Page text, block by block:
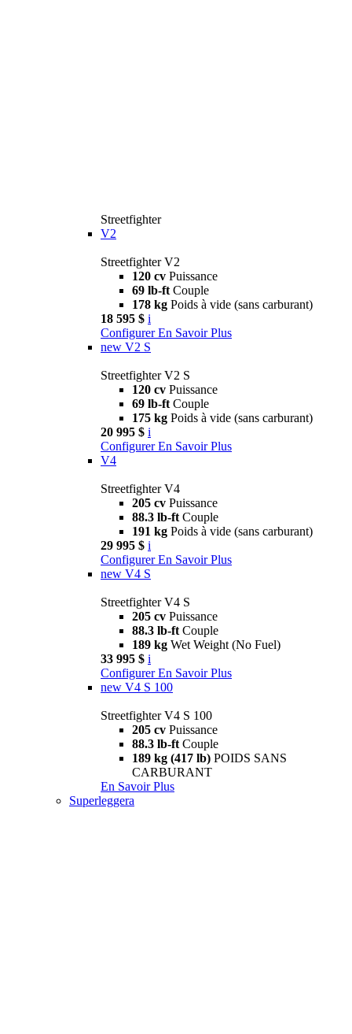
Streetfighter
V2
Streetfighter V2
120 cv Puissance
69 lb-ft Couple
178 kg Poids à vide (sans carburant)
18 595 $ i
Configurer En Savoir Plus
new V2 S
Streetfighter V2 S
120 cv Puissance
69 lb-ft Couple
175 kg Poids à vide (sans carburant)
20 995 $ i
Configurer En Savoir Plus
V4
Streetfighter V4
205 cv Puissance
88.3 lb-ft Couple
191 kg Poids à vide (sans carburant)
29 995 $ i
Configurer En Savoir Plus
new V4 S
Streetfighter V4 S
205 cv Puissance
88.3 lb-ft Couple
189 kg Wet Weight (No Fuel)
33 995 $ i
Configurer En Savoir Plus
new V4 S 100
Streetfighter V4 S 100
205 cv Puissance
88.3 lb-ft Couple
189 kg (417 lb) POIDS SANS
CARBURANT
En Savoir Plus
Superleggera